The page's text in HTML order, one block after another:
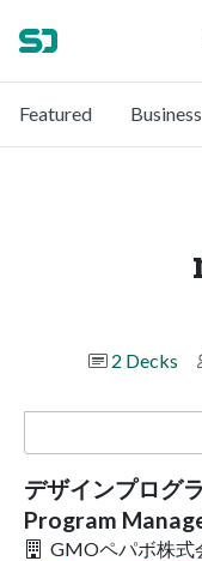
Featured Business
2 Decks
デザインプログ
Program
GMOペパボ株式